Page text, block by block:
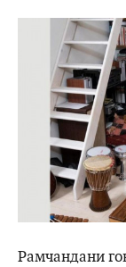
Рамчандани